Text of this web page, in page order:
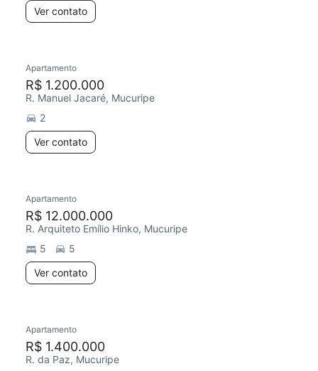
Ver contato
Chegou este mês
Apartamento
R$ 1.200.000
R. Manuel Jacaré, Mucuripe
2
Ver contato
Chegou este mês
Apartamento
R$ 12.000.000
R. Arquiteto Emílio Hinko, Mucuripe
5
5
Ver contato
Chegou este mês
Apartamento
R$ 1.400.000
R. da Paz, Mucuripe